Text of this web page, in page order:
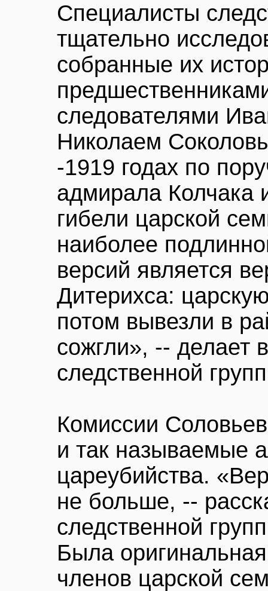
Специалисты
тщательно
собранные их
следователями
Николаем
-1919 годах по
адмирала Колчака
гибели царской
наиболее
версий является
Дитерихса:
потом вывезли в
сожгли», -- делает
следственной
Комиссии
и так называемые
цареубийства.
не больше, --
следственной
Была
членов царской